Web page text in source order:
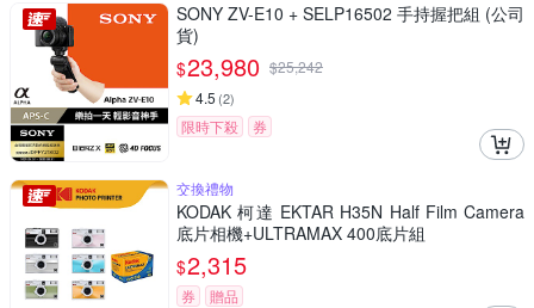
SONY ZV-E10 + SELP16502 手持握把組 (公司
貨)
$23,980 $25,242
4.5 (2)
限時下殺 券
交換禮物
KODAK 柯達 EKTAR H35N Half Film Camera
底片相機+ULTRAMAX 400底片組
$2,315
券 贈品